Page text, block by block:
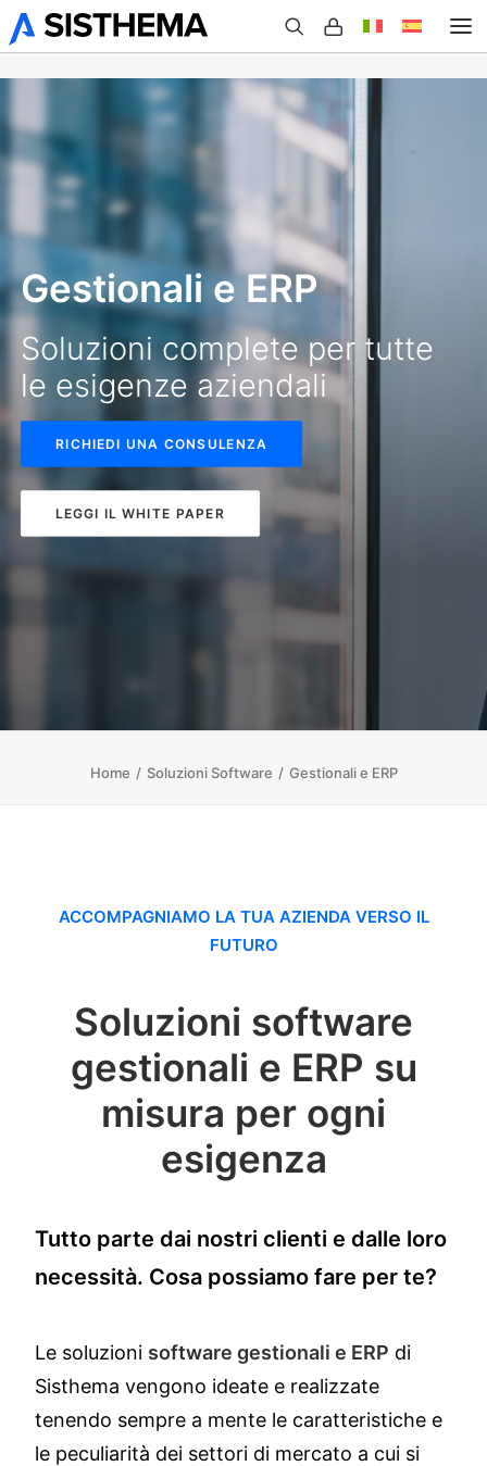
Prodotti
Case Studies
Blog
Gestionali e ERP
Soluzioni complete per tutte
le esigenze aziendali
RICHIEDI UNA CONSULENZA
LEGGI IL WHITE PAPER
Home Soluzioni Software Gestionali e ERP
ACCOMPAGNIAMO LA TUA AZIENDA VERSO IL
FUTURO
Soluzioni software
gestionali e ERP su
misura per ogni
esigenza
Tutto parte dai nostri clienti e dalle loro
necessità. Cosa possiamo fare per te?
Le soluzioni software gestionali e ERP di
Sisthema vengono ideate e realizzate
tenendo sempre a mente le caratteristiche e
le peculiarità dei settori di mercato a cui si